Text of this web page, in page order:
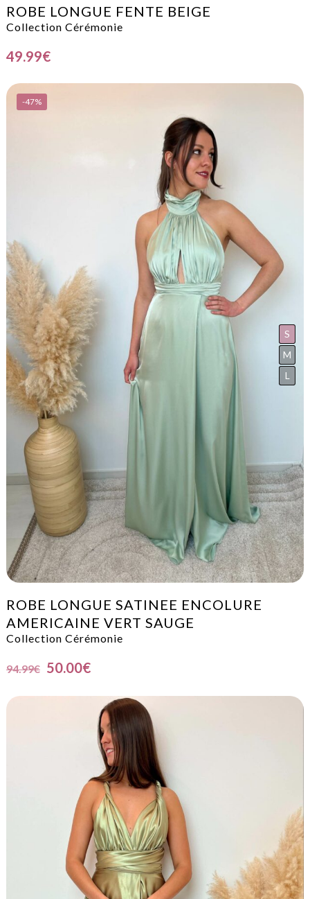
ROBE LONGUE FENTE BEIGE
Collection Cérémonie
49.99€
-47%
ROBE LONGUE SATINEE ENCOLURE
AMERICAINE VERT SAUGE
Collection Cérémonie
S
M
L
94.99€ 50.00€